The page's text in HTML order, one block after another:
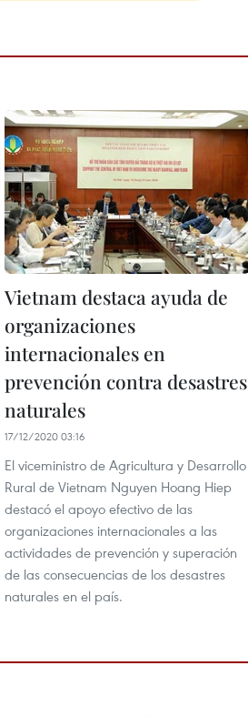
Vietnam destaca ayuda de
organizaciones
internacionales en
prevención contra desastres
naturales
17/12/2020 03:16
El viceministro de Agricultura y Desarrollo
Rural de Vietnam Nguyen Hoang Hiep
destacó el apoyo efectivo de las
organizaciones internacionales a las
actividades de prevención y superación
de las consecuencias de los desastres
naturales en el país.